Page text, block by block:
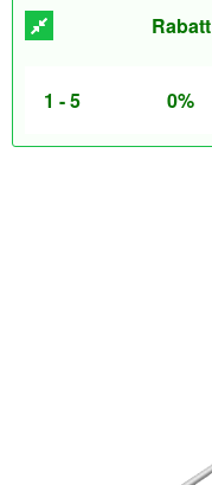
Rabatt
1 - 5 0%